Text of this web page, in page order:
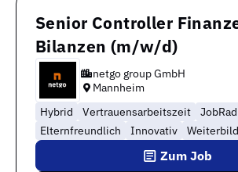
Senior Controller
Bilanzen (m/w/d)
netgo group GmbH
Mannheim
Hybrid
Vertrauensarbeitszeit
JobRad
Elternfreundlich
Innovativ
Zum Job